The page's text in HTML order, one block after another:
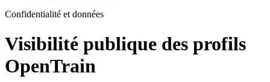
Confidentialité et données
Visibilité publique des profils
OpenTrain